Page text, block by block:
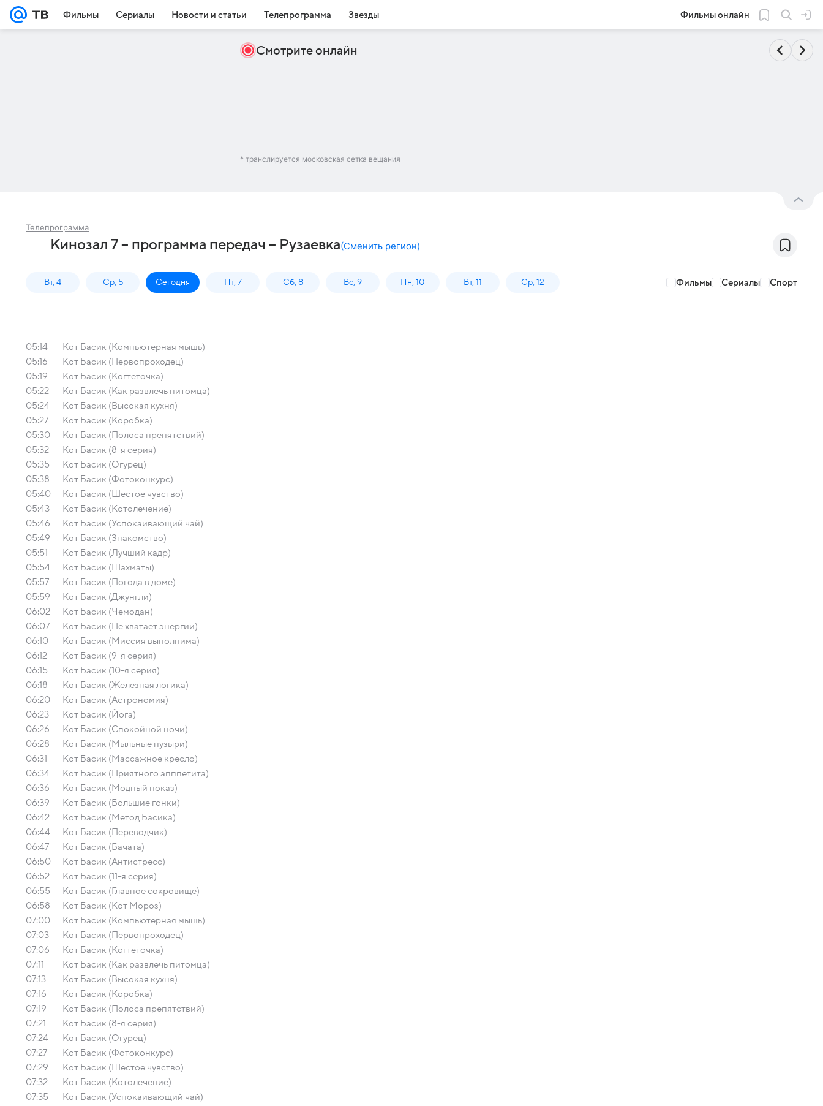
Фильмы Сериалы Новости и статьи Телепрограмма Звезды Фильмы онлайн
Смотрите онлайн
* транслируется московская сетка вещания
Телепрограмма
Кинозал 7 – программа передач – Рузаевка(Сменить регион)
Вт, 4 Ср, 5 Сегодня Пт, 7 Сб, 8 Вс, 9 Пн, 10 Вт, 11 Ср, 12 Фильмы Сериалы Спорт
05:14
Кот Басик (Компьютерная мышь)
05:16
Кот Басик (Первопроходец)
05:19
Кот Басик (Когтеточка)
05:22
Кот Басик (Как развлечь питомца)
05:24
Кот Басик (Высокая кухня)
05:27
Кот Басик (Коробка)
05:30
Кот Басик (Полоса препятствий)
05:32
Кот Басик (8-я серия)
05:35
Кот Басик (Огурец)
05:38
Кот Басик (Фотоконкурс)
05:40
Кот Басик (Шестое чувство)
05:43
Кот Басик (Котолечение)
05:46
Кот Басик (Успокаивающий чай)
05:49
Кот Басик (Знакомство)
05:51
Кот Басик (Лучший кадр)
05:54
Кот Басик (Шахматы)
05:57
Кот Басик (Погода в доме)
05:59
Кот Басик (Джунгли)
06:02
Кот Басик (Чемодан)
06:07
Кот Басик (Не хватает энергии)
06:10
Кот Басик (Миссия выполнима)
06:12
Кот Басик (9-я серия)
06:15
Кот Басик (10-я серия)
06:18
Кот Басик (Железная логика)
06:20
Кот Басик (Астрономия)
06:23
Кот Басик (Йога)
06:26
Кот Басик (Спокойной ночи)
06:28
Кот Басик (Мыльные пузыри)
06:31
Кот Басик (Массажное кресло)
06:34
Кот Басик (Приятного апппетита)
06:36
Кот Басик (Модный показ)
06:39
Кот Басик (Большие гонки)
06:42
Кот Басик (Метод Басика)
06:44
Кот Басик (Переводчик)
06:47
Кот Басик (Бачата)
06:50
Кот Басик (Антистресс)
06:52
Кот Басик (11-я серия)
06:55
Кот Басик (Главное сокровище)
06:58
Кот Басик (Кот Мороз)
07:00
Кот Басик (Компьютерная мышь)
07:03
Кот Басик (Первопроходец)
07:06
Кот Басик (Когтеточка)
07:11
Кот Басик (Как развлечь питомца)
07:13
Кот Басик (Высокая кухня)
07:16
Кот Басик (Коробка)
07:19
Кот Басик (Полоса препятствий)
07:21
Кот Басик (8-я серия)
07:24
Кот Басик (Огурец)
07:27
Кот Басик (Фотоконкурс)
07:29
Кот Басик (Шестое чувство)
07:32
Кот Басик (Котолечение)
07:35
Кот Басик (Успокаивающий чай)